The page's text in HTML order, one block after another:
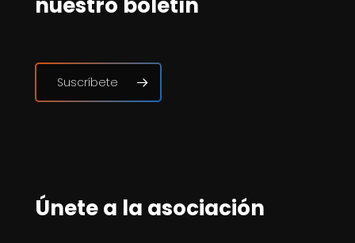
Suscríbete
Únete a la asociación